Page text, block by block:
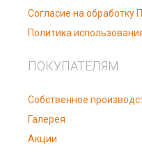
Согласие на обработку
Политика
ПОКУПАТЕЛЯМ
Собственное
Галерея
Акции